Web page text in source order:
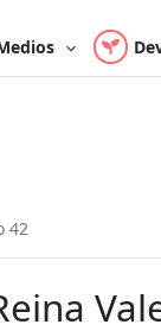
42